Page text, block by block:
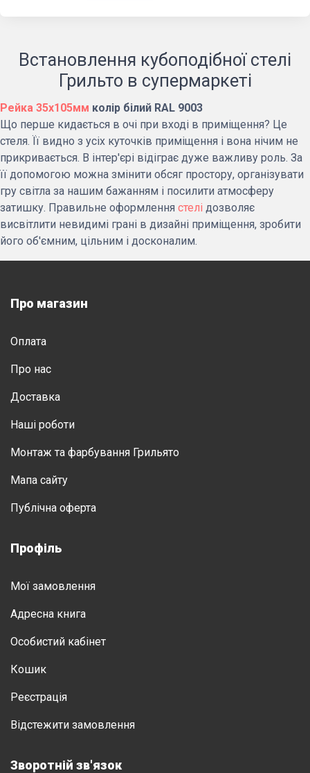
Встановлення кубоподібної стелі
Грильто в супермаркеті
Рейка 35х105мм колір білий RAL 9003
Що перше кидається в очі при вході в приміщення? Це
стеля. Її видно з усіх куточків приміщення і вона нічим не
прикривається. В інтер'єрі відіграє дуже важливу роль. За
її допомогою можна змінити обсяг простору, організувати
гру світла за нашим бажанням і посилити атмосферу
затишку. Правильне оформлення стелі дозволяє
висвітлити невидимі грані в дизайні приміщення, зробити
його об'ємним, цільним і досконалим.
Про магазин
Оплата
Про нас
Доставка
Нашi роботи
Монтаж та фарбування Грильято
Мапа сайту
Публічна оферта
Профіль
Мої замовлення
Адресна книга
Особистий кабінет
Кошик
Реєстрація
Відстежити замовлення
Зворотній зв'язок